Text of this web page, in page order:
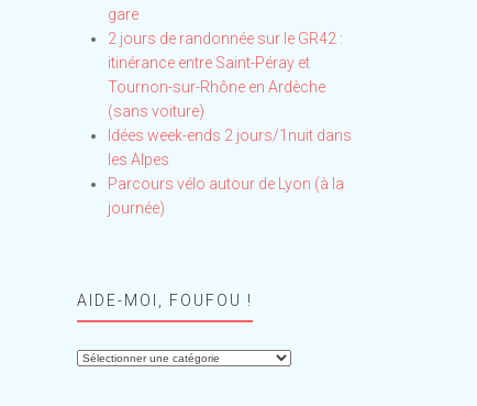
gare
2 jours de randonnée sur le GR42 :
itinérance entre Saint-Péray et
Tournon-sur-Rhône en Ardèche
(sans voiture)
Idées week-ends 2 jours/1nuit dans
les Alpes
Parcours vélo autour de Lyon (à la
journée)
AIDE-MOI, FOUFOU !
Aide-